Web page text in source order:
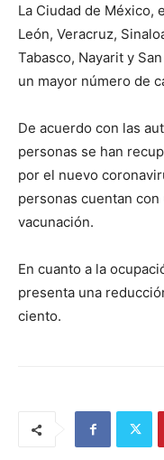
La Ciudad de México,
León, Veracruz,
Tabasco, Nayarit y
un mayor número de
De acuerdo con las
personas se han
por el nuevo
personas cuentan
vacunación.
En cuanto a la
presenta una
ciento.